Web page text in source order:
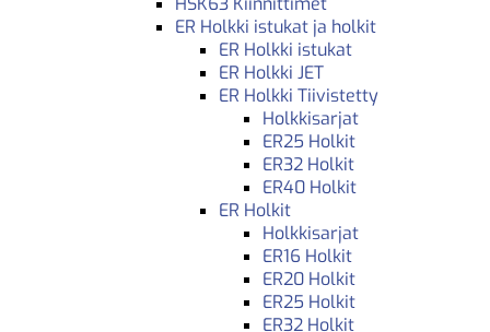
ER Holkki istukat ja holkit
ER Holkki istukat
ER Holkki JET
ER Holkki Tiivistetty
Holkkisarjat
ER25 Holkit
ER32 Holkit
ER40 Holkit
ER Holkit
Holkkisarjat
ER16 Holkit
ER20 Holkit
ER25 Holkit
ER32 Holkit